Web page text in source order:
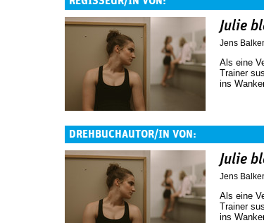
Julie
Jens
Als eine
Trainer
ins
DREHBUCHAUTOR/IN VON:
Julie
Jens
Als eine
Trainer
ins